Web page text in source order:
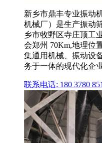
新乡市鼎丰专业振动
机械厂）是生产振动
乡市牧野区寺庄顶工
会郑州 70Km,地理位
集通用机械、振动设
务于一体的现代化企业
联系电话: 180 3780